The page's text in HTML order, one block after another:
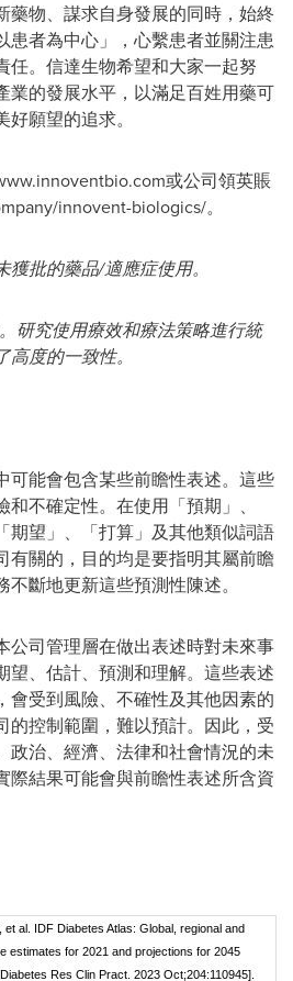
藥物、謀求自身發展的同時，始終
患者為中心」，心繫患者並關注患
任。信達生物希望和大家一起努
業的發展水平，以滿足百姓用藥可
願望的追求。
或公司領英賬
innovent-biologics/。
獲批的藥品/適應症使用。
研究使用療效和療法策略進行統
度的一致性。
可能會包含某些前瞻性表述。這些
不確定性。在使用「預期」、
期望」、「打算」及其他類似詞語
有關的，目的均是要指明其屬前瞻
斷地更新這些預測性陳述。
公司管理層在做出表述時對未來事
望、估計、預測和理解。這些表述
會受到風險、不確性及其他因素的
的控制範圍，難以預計。因此，受
政治、經濟、法律和社會情況的未
際結果可能會與前瞻性表述所含資
et al. IDF Diabetes Atlas: Global, regional and
estimates for 2021 and projections for 2045
Res Clin Pract. 2023 Oct;204:110945].